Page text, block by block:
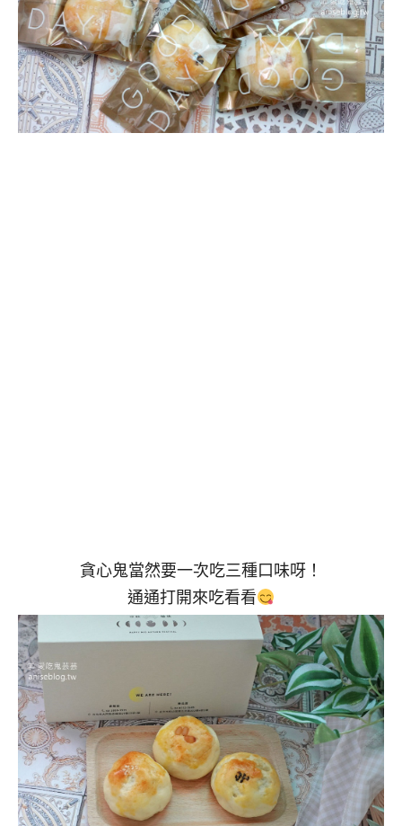
貪心鬼當然要一次吃三種口味呀！
通通打開來吃看看